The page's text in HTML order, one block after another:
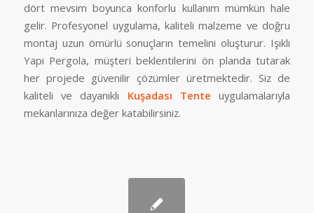
dört mevsim boyunca konforlu kullanım mümkün hale
gelir. Profesyonel uygulama, kaliteli malzeme ve doğru
montaj uzun ömürlü sonuçların temelini oluşturur. Işıklı
Yapı Pergola, müşteri beklentilerini ön planda tutarak
her projede güvenilir çözümler üretmektedir. Siz de
kaliteli ve dayanıklı Kuşadası Tente uygulamalarıyla
mekanlarınıza değer katabilirsiniz.